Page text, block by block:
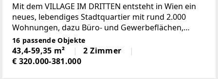
Mit dem VILLAGE IM DRITTEN entsteht in Wien ein
neues, lebendiges Stadtquartier mit rund 2.000
Wohnungen, dazu Büro- und Gewerbeflächen,
Nahversorgung sowie Kinderbetreuungs- und
Bildunseinrichtungen, welches das moderne
Wohnen mit viel Grün, Gemeinschaft
16 passende Objekte
43,4-59,35 m²
2 Zimmer
€ 320.000-381.000